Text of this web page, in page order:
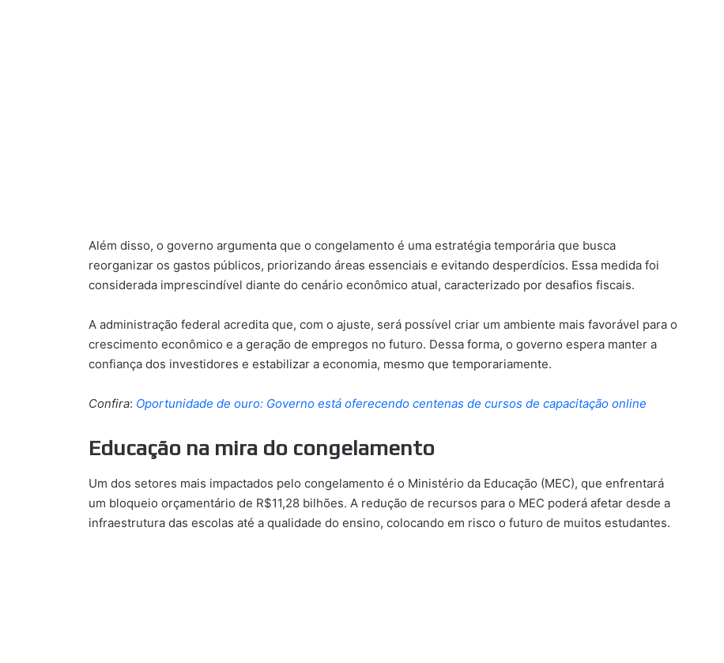
Além disso, o governo argumenta que o congelamento é uma estratégia temporária que busca
reorganizar os gastos públicos, priorizando áreas essenciais e evitando desperdícios. Essa medida foi
considerada imprescindível diante do cenário econômico atual, caracterizado por desafios fiscais.
A administração federal acredita que, com o ajuste, será possível criar um ambiente mais favorável para o
crescimento econômico e a geração de empregos no futuro. Dessa forma, o governo espera manter a
confiança dos investidores e estabilizar a economia, mesmo que temporariamente.
Confira: Oportunidade de ouro: Governo está oferecendo centenas de cursos de capacitação online
Educação na mira do congelamento
Um dos setores mais impactados pelo congelamento é o Ministério da Educação (MEC), que enfrentará
um bloqueio orçamentário de R$11,28 bilhões. A redução de recursos para o MEC poderá afetar desde a
infraestrutura das escolas até a qualidade do ensino, colocando em risco o futuro de muitos estudantes.